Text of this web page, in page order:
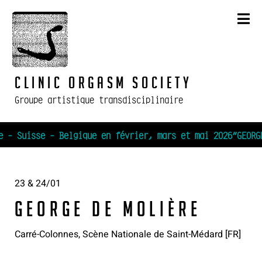
content
Clinic Orgasm Society
Groupe artistique transdisciplinaire
- Suisse - Belgique en février, mars et mai 2026
23 & 24/01
GEORGE de Molière
Carré-Colonnes, Scène Nationale de Saint-Médard [FR]